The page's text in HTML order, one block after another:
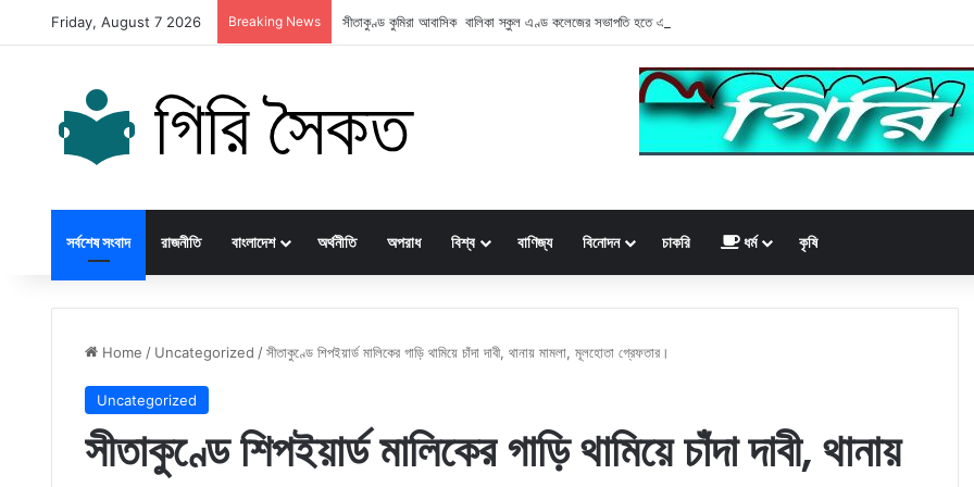
Friday, August 7 2026 Breaking News সীতাকুণ্ড কুমিরা আবাসিক বালিকা স্কুল এণ্ড কলেজের সভাপতি হতে একটি চক্র অধ্যক্ষের বিরুদ্ধে অপপ্রচার
সর্বশেষ সংবাদ রাজনীতি বাংলাদেশ অর্থনীতি অপরাধ বিশ্ব বাণিজ্য বিনোদন চাকরি ধর্ম কৃষি
Home / Uncategorized /সীতাকুণ্ডে শিপইয়ার্ড মালিকের গাড়ি থামিয়ে চাঁদা দাবী, থানায় মামলা, মূলহোতা গ্রেফতার।
Uncategorized
সীতাকুণ্ডে শিপইয়ার্ড মালিকের গাড়ি থামিয়ে চাঁদা দাবী, থানায়